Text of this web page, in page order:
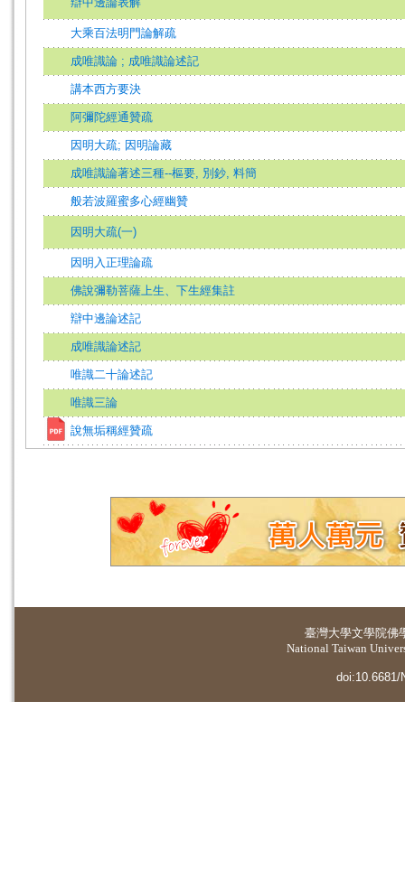
大乘百法明門論解疏
成唯識論 ; 成唯識論述記
講本西方要決
阿彌陀經通贊疏
因明大疏; 因明論藏
成唯識論著述三種--樞要, 別鈔, 料簡
般若波羅蜜多心經幽贊
因明大疏(一)
因明入正理論疏
佛說彌勒菩薩上生、下生經集註
辯中邊論述記
成唯識論述記
唯識二十論述記
唯識三論
說無垢稱經贊疏
臺灣大學文學院佛
National Taiwan
doi:10.6681/